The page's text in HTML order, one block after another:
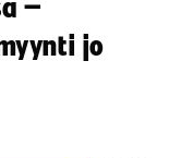
–
jo